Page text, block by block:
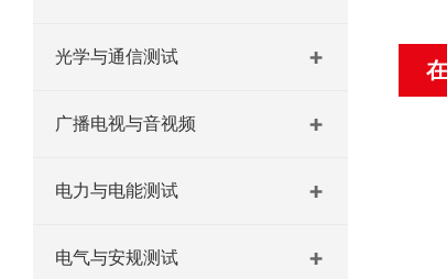
光学与通信测试
广播电视与音视频
电力与电能测试
电气与安规测试